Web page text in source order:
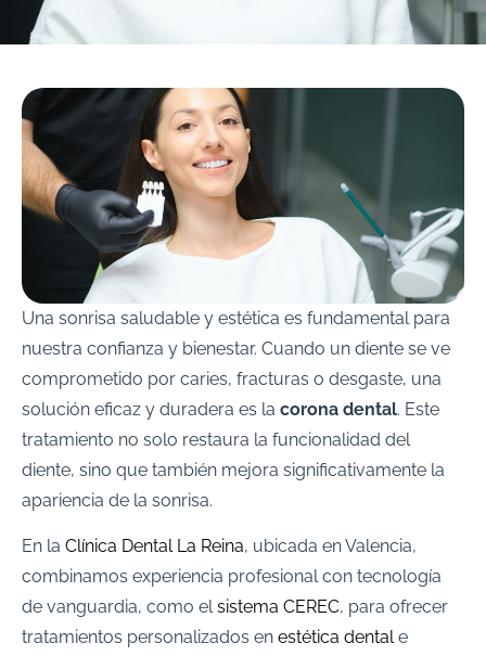
Una sonrisa saludable y estética es fundamental para
nuestra confianza y bienestar. Cuando un diente se ve
comprometido por caries, fracturas o desgaste, una
solución eficaz y duradera es la corona dental. Este
tratamiento no solo restaura la funcionalidad del
diente, sino que también mejora significativamente la
apariencia de la sonrisa.
En la Clínica Dental La Reina, ubicada en Valencia,
combinamos experiencia profesional con tecnología
de vanguardia, como elsistema CEREC, para ofrecer
tratamientos personalizados en estética dentale